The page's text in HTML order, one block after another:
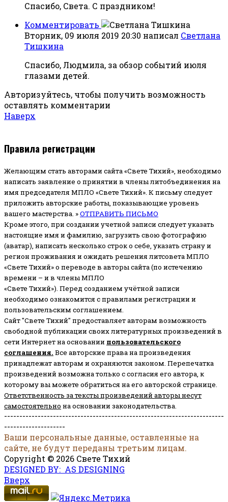
Спасибо, Света. С праздником!
Комментировать
Вторник, 09 июля 2019 20:30 написал Светлана
Тишкина
Спасибо, Людмила, за обзор событий июля
глазами детей.
Авторизуйтесь, чтобы получить возможность
оставлять комментарии
Наверх
Правила регистрации
Желающим стать авторами сайта «Свете Тихий», необходимо
написать заявление о принятии в члены литобъединения на
имя председателя МПЛО «Свете Тихий». К письму следует
приложить авторские работы, показывающие уровень
вашего мастерства. »ОТПРАВИТЬ ПИСЬМО
Кроме этого, при создании учетной записи следует указать
настоящие имя и фамилию, загрузить свою фотографию
(аватар), написать несколько строк о себе, указать страну и
регион проживания и ожидать решения литсовета МПЛО
«Свете Тихий» о переводе в авторы сайта (по истечению
времени – и в члены МПЛО
«Свете Тихий»). Перед созданием учётной записи
необходимо ознакомится с правилами регистрации и
пользовательским соглашением.
Сайт "Свете Тихий" предоставляет авторам возможность
свободной публикации своих литературных произведений в
сети Интернет на основании пользовательского
соглашения. Все авторские права на произведения
принадлежат авторам и охраняются законом. Перепечатка
произведений возможна только с согласия его автора, к
которому вы можете обратиться на его авторской странице.
Ответственность за тексты произведений авторы несут
самостоятельно на основании законодательства.
------------------------------------------------------------------------
--------------------
Ваши персональные данные, оставленные на
сайте, не будут переданы третьим лицам.
Copyright © 2026 Свете Тихий
DESIGNED BY: AS DESIGNING
Вверх